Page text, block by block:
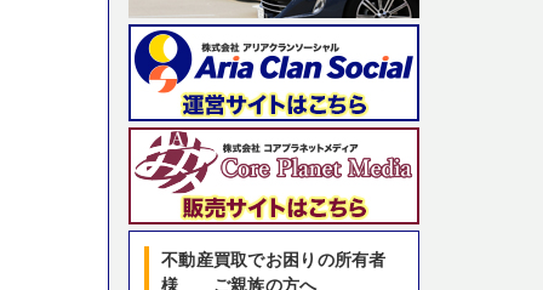
不動産買取でお困りの所有者
様 ご親族の方へ